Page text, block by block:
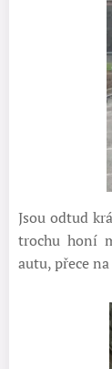
Jsou odtud
trochu honí
autu, přece